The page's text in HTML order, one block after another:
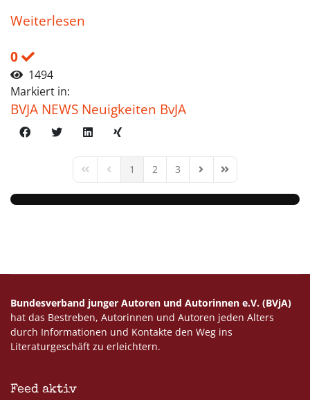
Weiterlesen
0
1494
Markiert in:
BVJA NEWS Neuigkeiten BvJA
First PagePrevious Page
1 2 3 Next PageLast Page
Bundesverband junger Autoren und Autorinnen e.V. (BVjA)
hat das Bestreben, Autorinnen und Autoren jeden Alters
durch Informationen und Kontakte den Weg ins
Literaturgeschäft zu erleichtern.
Feed aktiv